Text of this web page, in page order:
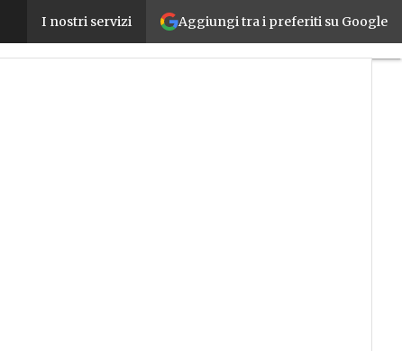
Aggiungi tra i preferiti su Google
I nostri servizi
Acquisti in azienda: il Procurement Virtual